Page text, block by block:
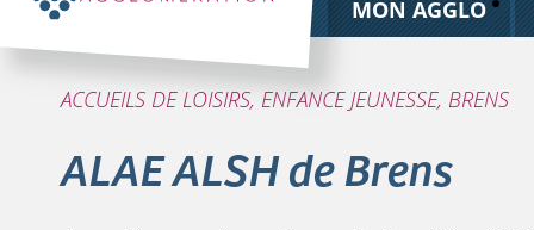
MON AGGLO
ACCUEILS DE LOISIRS, ENFANCE JEUNESSE, BRENS
ALAE ALSH de Brens